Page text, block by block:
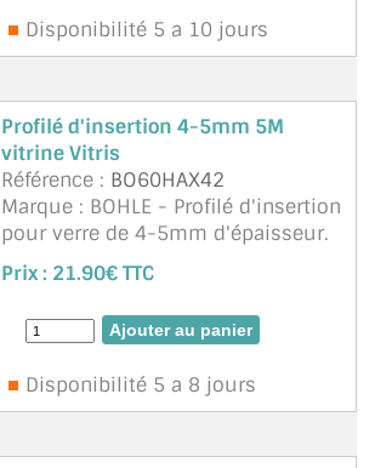
Disponibilité 5 a 10 jours
Profilé d'insertion 4-5mm 5M
vitrine Vitris
Référence : BO60HAX42
Marque : BOHLE - Profilé d'insertion
pour verre de 4-5mm d'épaisseur.
En plastique transparent. Adapté au
verre de 4 mm dans feuillure BO
60HAX31/61. Adapté au verre de 5
mm dans feui ...suite
Prix : 21.90€ TTC
Disponibilité 5 a 8 jours